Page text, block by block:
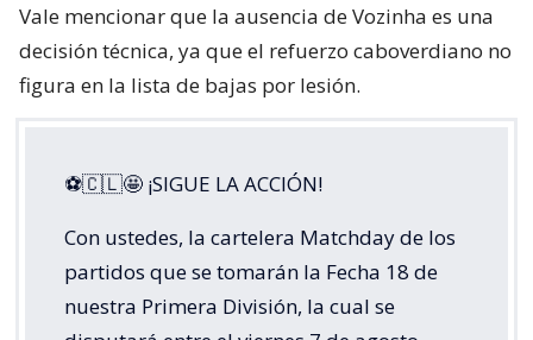
Vale mencionar que la ausencia de Vozinha es una
decisión técnica, ya que el refuerzo caboverdiano no
figura en la lista de bajas por lesión.
⚽🇨🇱🤩 ¡SIGUE LA ACCIÓN!
Con ustedes, la cartelera Matchday de los
partidos que se tomarán la Fecha 18 de
nuestra Primera División, la cual se